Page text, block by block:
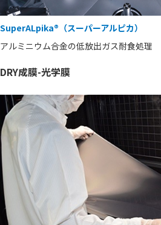
SuperALpika®（スーパーアルピカ）
アルミニウム合金の低放出ガス耐食処理
DRY成膜-光学膜